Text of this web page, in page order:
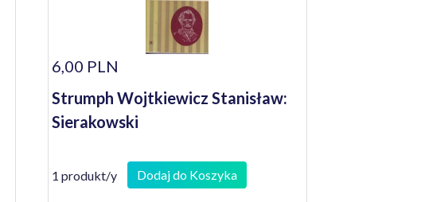
6,00 PLN
Strumph Wojtkiewicz Stanisław:
Sierakowski
1 produkt/y Dodaj do Koszyka